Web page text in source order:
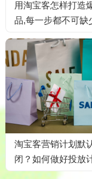
用淘宝客怎样打造
品,每一步都不可缺
淘宝客营销计划默
闭？如何做好投放